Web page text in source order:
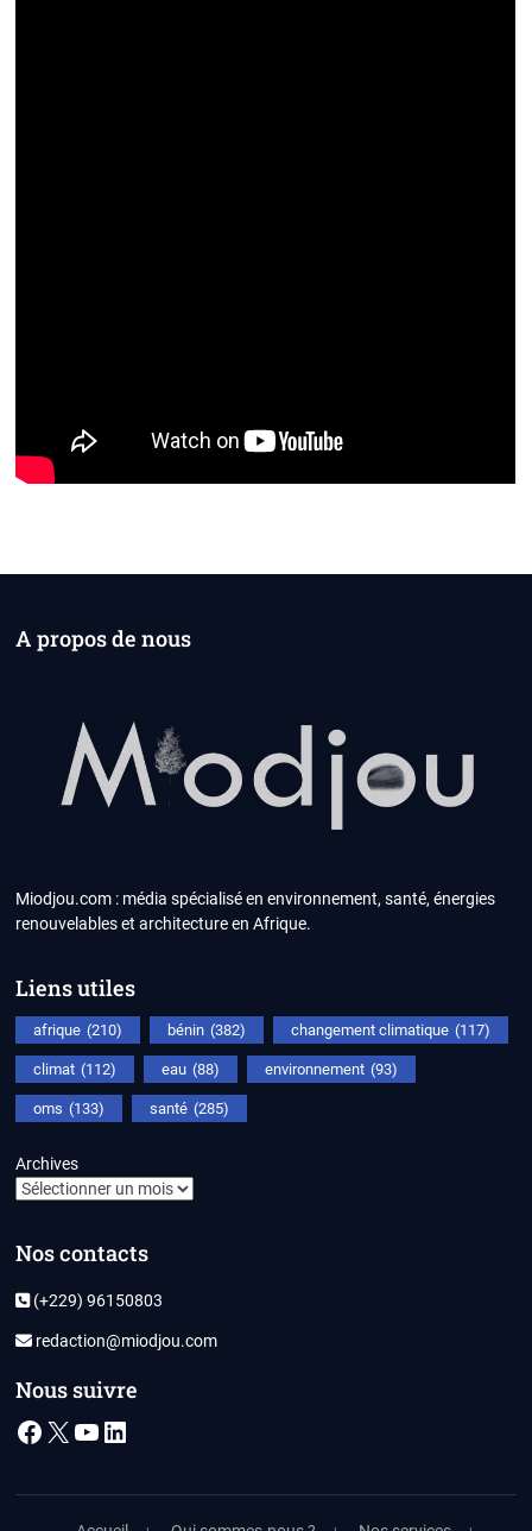
A propos de nous
Miodjou.com : média spécialisé en environnement, santé, énergies
renouvelables et architecture en Afrique.
Liens utiles
afrique (210) bénin (382) changement climatique (117)
climat (112) eau (88) environnement (93)
oms (133) santé (285)
Archives
Nos contacts
(+229) 96150803
redaction@miodjou.com
Nous suivre
Facebook
X YouTube
LinkedIn